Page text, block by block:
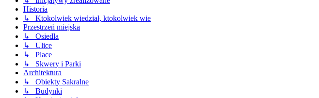
Historia
↳ Ktokolwiek wiedział, ktokolwiek wie
Przestrzeń miejska
↳ Osiedla
↳ Ulice
↳ Place
↳ Skwery i Parki
Architektura
↳ Obiekty Sakralne
↳ Budynki